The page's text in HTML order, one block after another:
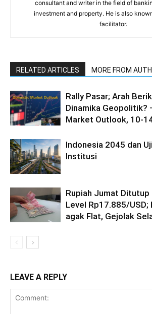
consultant and writer in the field of
investment and property. He is also
facilitator.
RELATED ARTICLES MORE FROM
Rally Pasar; Arah
Dinamika Geopolitik?
Market Outlook, 10-
Indonesia 2045 dan
Institusi
Rupiah Jumat
Level Rp17.885/USD;
agak Flat, Gejolak
LEAVE A REPLY